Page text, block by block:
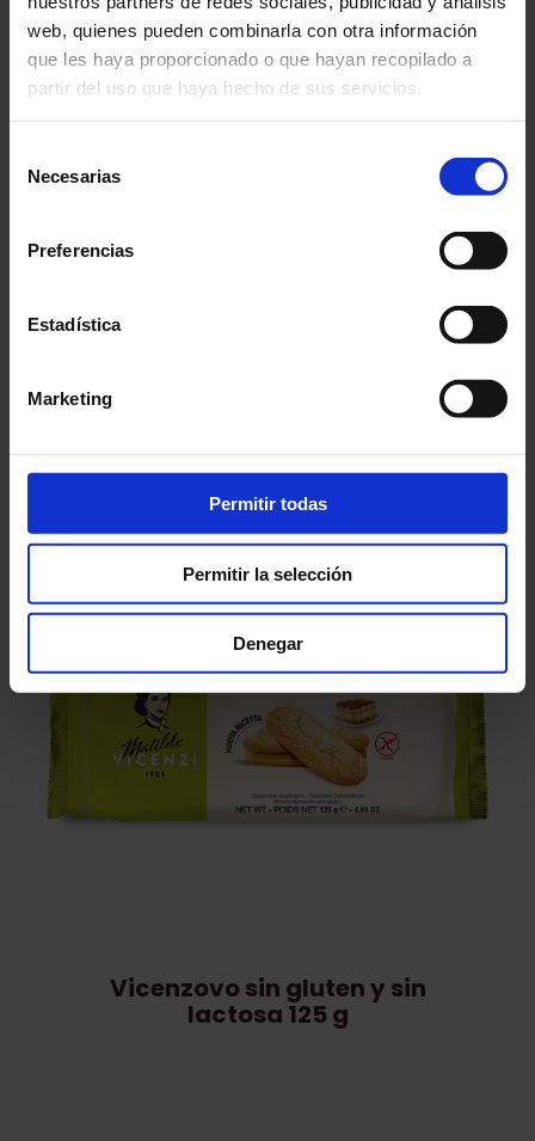
web, quienes pueden combinarla con otra información
que les haya proporcionado o que hayan recopilado a
partir del uso que haya hecho de sus servicios.
Necesarias
Preferencias
Estadística
Marketing
Permitir todas
Permitir la selección
Denegar
Galletas sin gluten rellenas
Vicenzovo sin gluten y sin
lactosa 125 g